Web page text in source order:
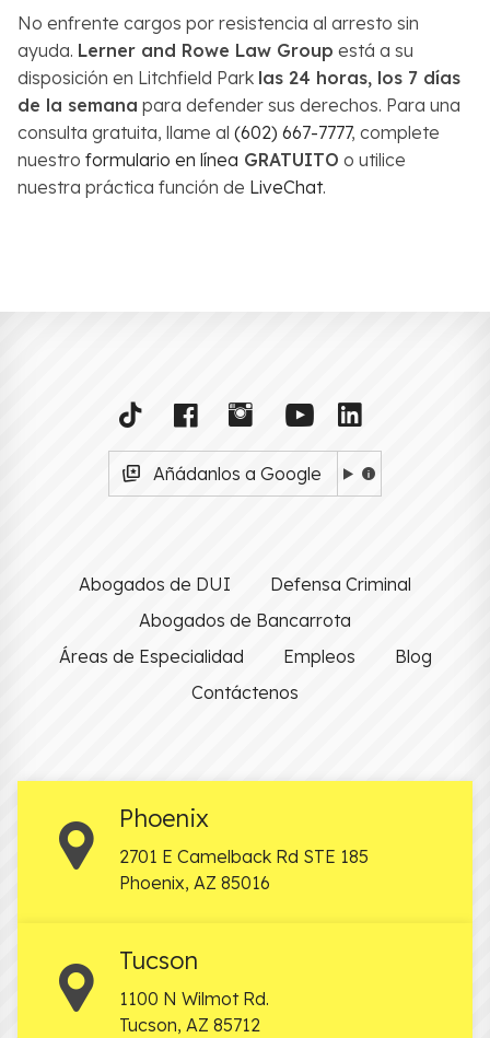
No enfrente cargos por resistencia al arresto sin
ayuda. Lerner and Rowe Law Group está a su
disposición en Litchfield Park las 24 horas, los 7 días
de la semana para defender sus derechos. Para una
consulta gratuita, llame al (602) 667-7777, complete
nuestro formulario en línea GRATUITO o utilice
nuestra práctica función de LiveChat.
Añádanlos a Google
Abogados de DUI
Defensa Criminal
Abogados de Bancarrota
Áreas de Especialidad
Empleos
Blog
Contáctenos
Phoenix
2701 E Camelback Rd STE 185
Phoenix, AZ 85016
Tucson
1100 N Wilmot Rd.
Tucson, AZ 85712